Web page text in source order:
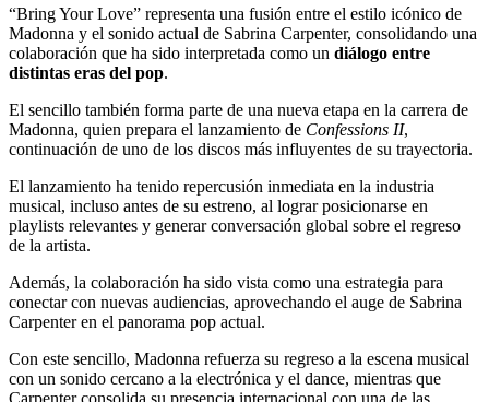
“Bring Your Love” representa una fusión entre el estilo icónico de
Madonna y el sonido actual de Sabrina Carpenter, consolidando una
colaboración que ha sido interpretada como un diálogo entre
distintas eras del pop.
El sencillo también forma parte de una nueva etapa en la carrera de
Madonna, quien prepara el lanzamiento de Confessions II,
continuación de uno de los discos más influyentes de su trayectoria.
El lanzamiento ha tenido repercusión inmediata en la industria
musical, incluso antes de su estreno, al lograr posicionarse en
playlists relevantes y generar conversación global sobre el regreso
de la artista.
Además, la colaboración ha sido vista como una estrategia para
conectar con nuevas audiencias, aprovechando el auge de Sabrina
Carpenter en el panorama pop actual.
Con este sencillo, Madonna refuerza su regreso a la escena musical
con un sonido cercano a la electrónica y el dance, mientras que
Carpenter consolida su presencia internacional con una de las